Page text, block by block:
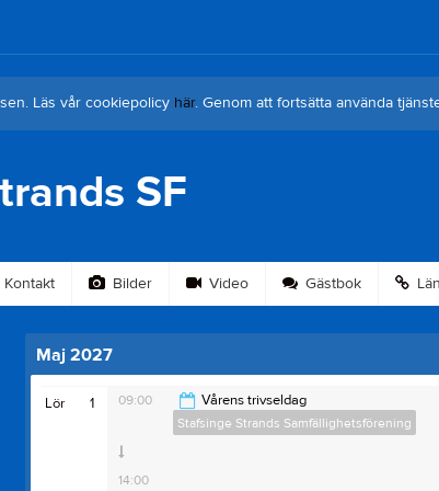
Läs vår cookiepolicy här. Genom att fortsätta använda
SF
Kontakt Bilder Video Gästbok
Maj 2027
1
Lör 09:00
Vårens trivseldag
Stafsinge Strands Samfällighetsförening
14:00